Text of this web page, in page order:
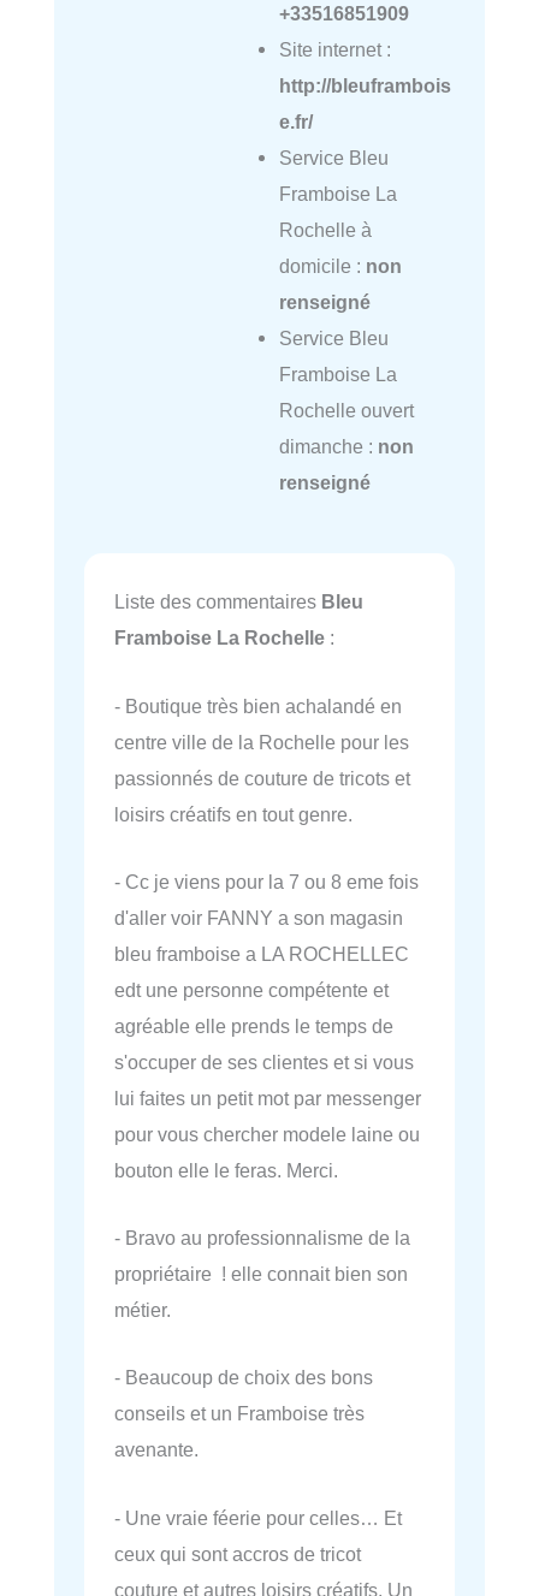
+33516851909
Site internet :
http://bleuframbois
e.fr/
Service Bleu
Framboise La
Rochelle à
domicile : non
renseigné
Service Bleu
Framboise La
Rochelle ouvert
dimanche : non
renseigné
Liste des commentaires Bleu
Framboise La Rochelle :
- Boutique très bien achalandé en
centre ville de la Rochelle pour les
passionnés de couture de tricots et
loisirs créatifs en tout genre.
- Cc je viens pour la 7 ou 8 eme fois
d'aller voir FANNY a son magasin
bleu framboise a LA ROCHELLEC
edt une personne compétente et
agréable elle prends le temps de
s'occuper de ses clientes et si vous
lui faites un petit mot par messenger
pour vous chercher modele laine ou
bouton elle le feras. Merci.
- Bravo au professionnalisme de la
propriétaire ! elle connait bien son
métier.
- Beaucoup de choix des bons
conseils et un Framboise très
avenante.
- Une vraie féerie pour celles… Et
ceux qui sont accros de tricot
couture et autres loisirs créatifs. Un